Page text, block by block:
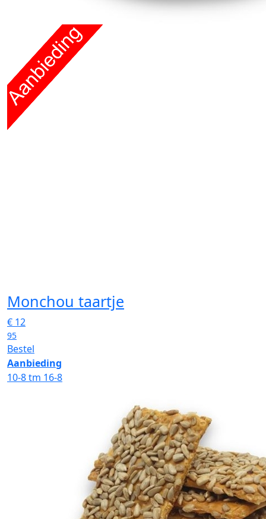
Monchou taartje
€ 12
95
Bestel
Aanbieding
10-8 tm 16-8